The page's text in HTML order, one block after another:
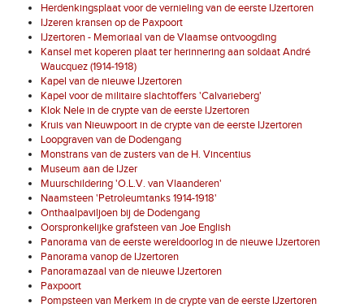
Herdenkingsplaat voor de vernieling van de eerste IJzertoren
IJzeren kransen op de Paxpoort
IJzertoren - Memoriaal van de Vlaamse ontvoogding
Kansel met koperen plaat ter herinnering aan soldaat André
Waucquez (1914-1918)
Kapel van de nieuwe IJzertoren
Kapel voor de militaire slachtoffers 'Calvarieberg'
Klok Nele in de crypte van de eerste IJzertoren
Kruis van Nieuwpoort in de crypte van de eerste IJzertoren
Loopgraven van de Dodengang
Monstrans van de zusters van de H. Vincentius
Museum aan de IJzer
Muurschildering 'O.L.V. van Vlaanderen'
Naamsteen 'Petroleumtanks 1914-1918'
Onthaalpaviljoen bij de Dodengang
Oorspronkelijke grafsteen van Joe English
Panorama van de eerste wereldoorlog in de nieuwe IJzertoren
Panorama vanop de IJzertoren
Panoramazaal van de nieuwe IJzertoren
Paxpoort
Pompsteen van Merkem in de crypte van de eerste IJzertoren